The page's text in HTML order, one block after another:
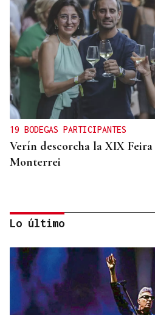
19 BODEGAS PARTICIPANTES
Verín descorcha la XIX
Monterrei
XIX EDICIÓN
Lo último